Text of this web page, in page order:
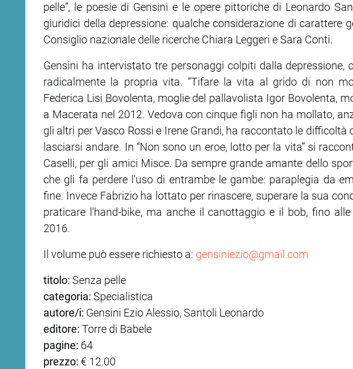
pelle”, le poesie di Gensini e le opere pittoriche di Leonardo
giuridici della depressione: qualche considerazione di carattere
Consiglio nazionale delle ricerche Chiara Leggeri e Sara Conti.
Gensini ha intervistato tre personaggi colpiti dalla depressione,
radicalmente la propria vita. “Tifare la vita al grido di non
Federica Lisi Bovolenta, moglie del pallavolista Igor Bovolenta,
a Macerata nel 2012. Vedova con cinque figli non ha mollato,
gli altri per Vasco Rossi e Irene Grandi, ha raccontato le
lasciarsi andare. In “Non sono un eroe, lotto per la vita” si
Caselli, per gli amici Misce. Da sempre grande amante dello
che gli fa perdere l'uso di entrambe le gambe: paraplegia da
fine. Invece Fabrizio ha lottato per rinascere, superare la sua
praticare l'hand-bike, ma anche il canottaggio e il bob, fino
2016.
Il volume può essere richiesto a: gensiniezio@gmail.com
titolo: Senza pelle
categoria: Specialistica
autore/i: Gensini Ezio Alessio, Santoli Leonardo
editore: Torre di Babele
pagine: 64
prezzo: € 12.00